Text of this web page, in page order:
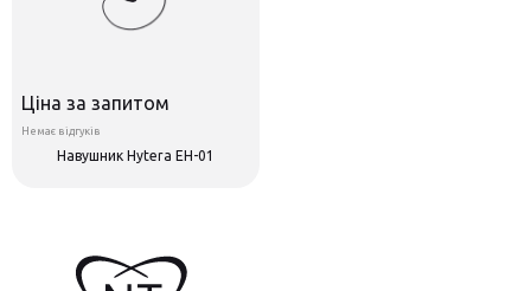
Навушник Hytera EH-01
Немає відгуків
Ціна за запитом